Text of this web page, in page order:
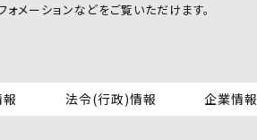
メーションなどをご覧いただけます。
法令(行政)情報 企業情報